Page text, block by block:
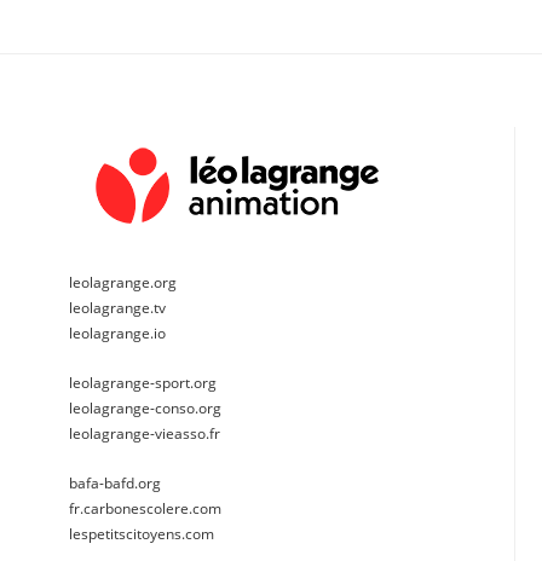
leolagrange.org
leolagrange.tv
leolagrange.io
leolagrange-sport.org
leolagrange-conso.org
leolagrange-vieasso.fr
bafa-bafd.org
fr.carbonescolere.com
lespetitscitoyens.com